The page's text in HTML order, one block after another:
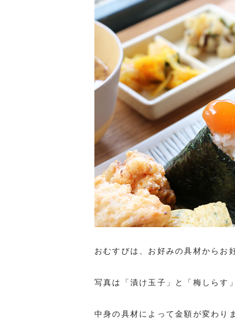
おむすびは、お好みの具材からお
写真は「漬け玉子」と「梅しらす」
中身の具材によって金額が変わり